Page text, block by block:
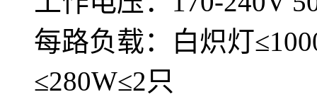
每路负载：白炽灯
≤280W≤2只